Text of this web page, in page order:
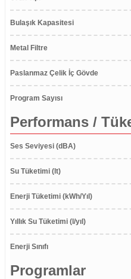
Bulaşık Kapasitesi
Metal Filtre
Paslanmaz Çelik İç Gövde
Program Sayısı
Performans /
Ses Seviyesi (dBA)
Su Tüketimi (lt)
Enerji Tüketimi (kWh/Yıl)
Yıllık Su Tüketimi (l/yıl)
Enerji Sınıfı
Programlar